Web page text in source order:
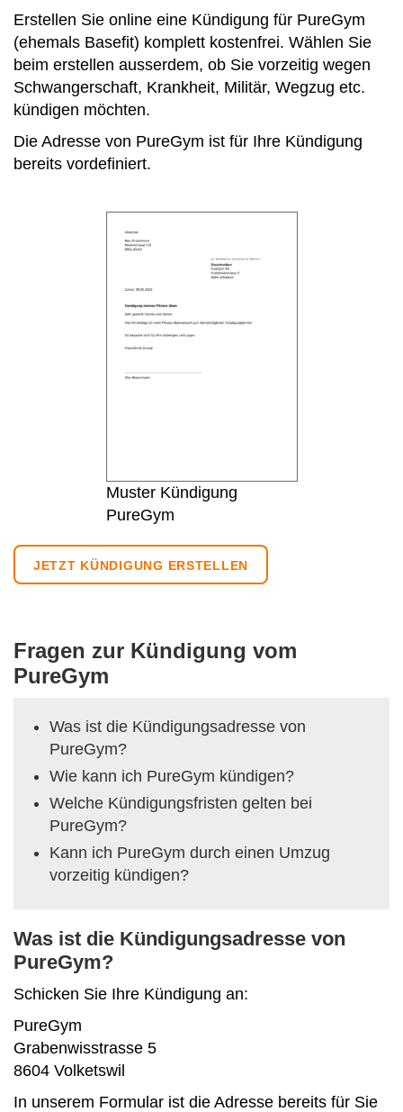
Erstellen Sie online eine Kündigung für PureGym
(ehemals Basefit) komplett kostenfrei. Wählen Sie
beim erstellen ausserdem, ob Sie vorzeitig wegen
Schwangerschaft, Krankheit, Militär, Wegzug etc.
kündigen möchten.
Die Adresse von PureGym ist für Ihre Kündigung
bereits vordefiniert.
Muster Kündigung
PureGym
JETZT KÜNDIGUNG ERSTELLEN
Fragen zur Kündigung vom
PureGym
Was ist die Kündigungsadresse von
PureGym?
Wie kann ich PureGym kündigen?
Welche Kündigungsfristen gelten bei
PureGym?
Kann ich PureGym durch einen Umzug
vorzeitig kündigen?
Was ist die Kündigungsadresse von
PureGym?
Schicken Sie Ihre Kündigung an:
PureGym
Grabenwisstrasse 5
8604 Volketswil
In unserem Formular ist die Adresse bereits für Sie